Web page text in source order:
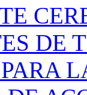
DE